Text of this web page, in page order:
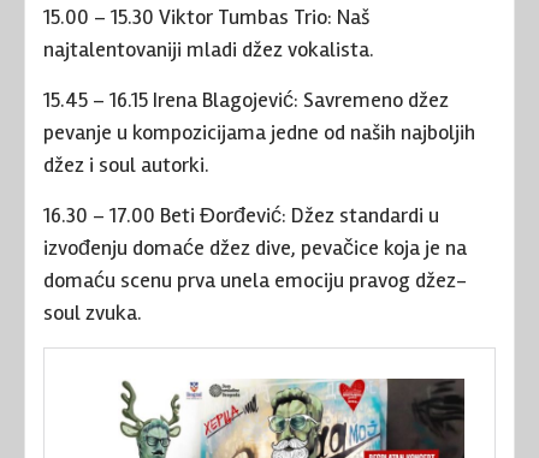
15.00 – 15.30 Viktor Tumbas Trio: Naš
najtalentovaniji mladi džez vokalista.
15.45 – 16.15 Irena Blagojević: Savremeno džez
pevanje u kompozicijama jedne od naših najboljih
džez i soul autorki.
16.30 – 17.00 Beti Đorđević: Džez standardi u
izvođenju domaće džez dive, pevačice koja je na
domaću scenu prva unela emociju pravog džez-
soul zvuka.